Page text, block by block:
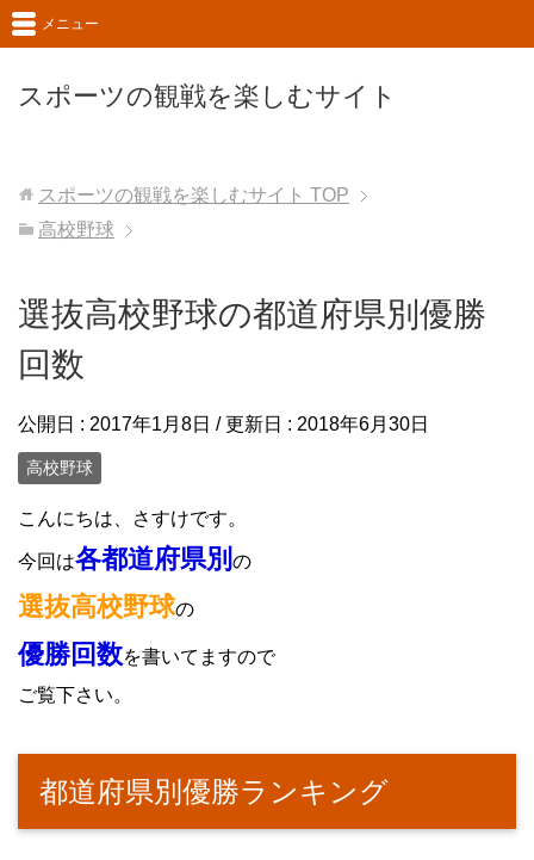
スポーツの観戦を楽しむサイト
メニュー
スポーツの観戦を楽しむサイト TOP
高校野球
選抜高校野球の都道府県別優勝
回数
公開日 : 2017年1月8日 / 更新日 : 2018年6月30日
高校野球
こんにちは、さすけです。
今回は各都道府県別 の
選抜高校野球の
優勝回数を書いてますので
ご覧下さい。
都道府県別優勝ランキング